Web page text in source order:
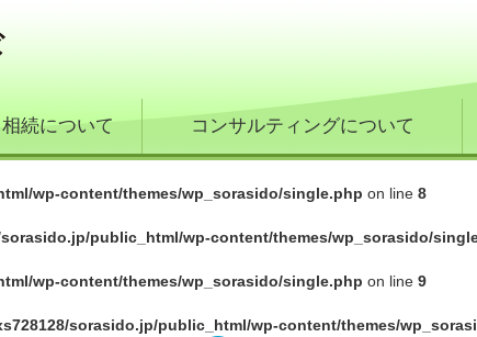
相続について コンサルティングについて
wp-content/themes/wp_sorasido/single.php on line 8
sorasido.jp/public_html/wp-content/themes/wp_sorasido/
wp-content/themes/wp_sorasido/single.php on line 9
sorasido.jp/public_html/wp-content/themes/